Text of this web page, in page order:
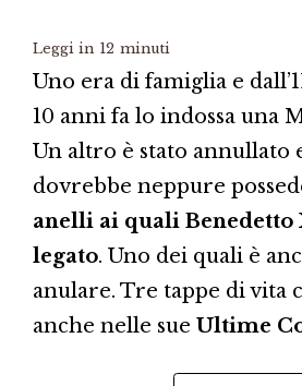
Leggi in 12 minuti
Uno era di famiglia e
10 anni fa lo indossa una
Un altro è stato annullato
dovrebbe neppure
anelli ai quali Benedetto
legato. Uno dei quali è
anulare. Tre tappe di vita
anche nelle sue Ultime